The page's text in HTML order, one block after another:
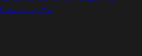
Agents For You